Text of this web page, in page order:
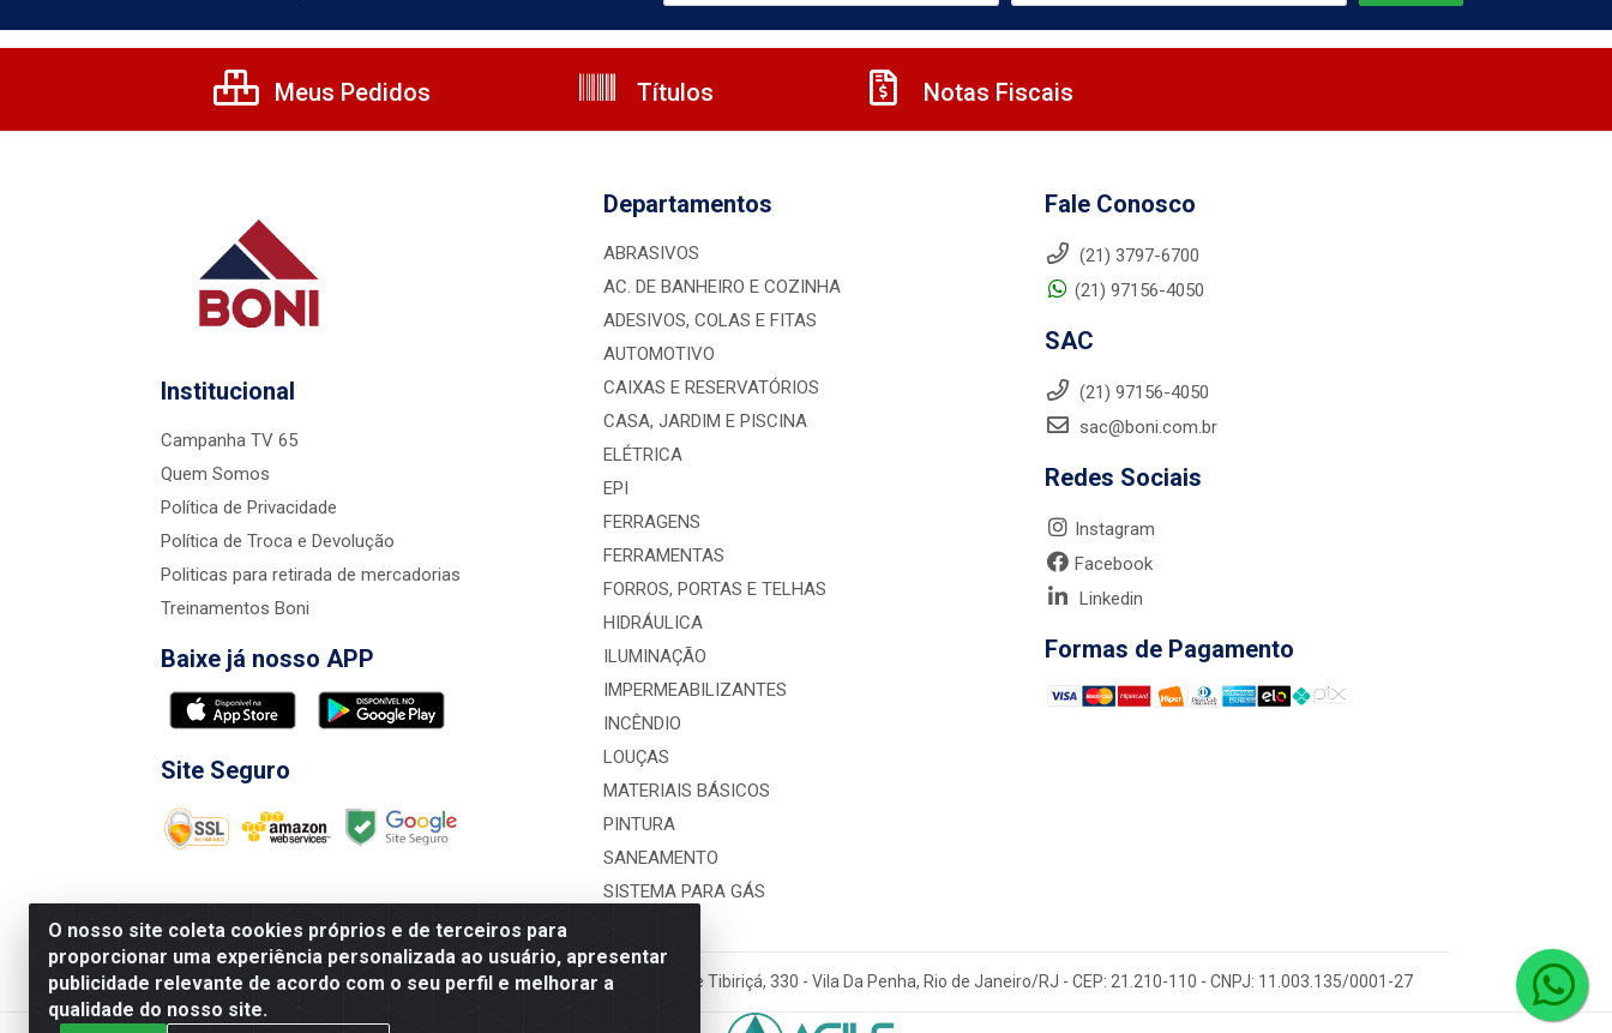
O nosso site coleta cookies próprios e de terceiros para
proporcionar uma experiência personalizada ao usuário, apresentar
publicidade relevante de acordo com o seu perfil e melhorar a
qualidade do nosso site.
Meus Pedidos Títulos Notas Fiscais
Institucional
Campanha TV 65
Quem Somos
Política de Privacidade
Política de Troca e Devolução
Politicas para retirada de mercadorias
Treinamentos Boni
Baixe já nosso APP
Site Seguro
Departamentos
ABRASIVOS
AC. DE BANHEIRO E COZINHA
ADESIVOS, COLAS E FITAS
AUTOMOTIVO
CAIXAS E RESERVATÓRIOS
CASA, JARDIM E PISCINA
ELÉTRICA
EPI
FERRAGENS
FERRAMENTAS
FORROS, PORTAS E TELHAS
HIDRÁULICA
ILUMINAÇÃO
IMPERMEABILIZANTES
INCÊNDIO
LOUÇAS
MATERIAIS BÁSICOS
PINTURA
SANEAMENTO
SISTEMA PARA GÁS
Fale Conosco
(21) 3797-6700
(21) 97156-4050
SAC
(21) 97156-4050
sac@boni.com.br
Redes Sociais
Instagram
Facebook
Linkedin
Formas de Pagamento
Nova Boni Distribuidora de Material de Construção LTDA - Rua Alice Tibiriçá, 330 - Vila Da Penha, Rio de Janeiro/RJ - CEP: 21.210-110 - CNPJ: 11.003.135/0001-27